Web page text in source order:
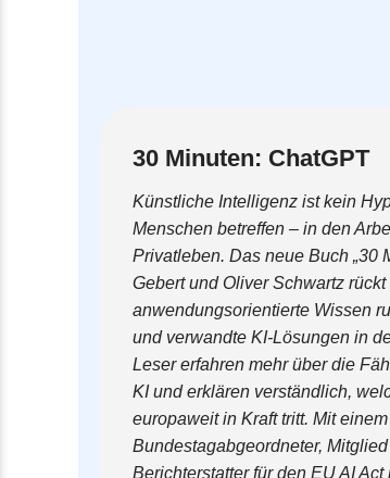
30 Minuten: ChatGPT
Künstliche Intelligenz ist kein
Menschen betreffen – in den
Privatleben. Das neue Buch „30
Gebert und Oliver Schwartz
anwendungsorientierte Wissen
und verwandte KI-Lösungen in
Leser erfahren mehr über die
KI und erklären verständlich,
europaweit in Kraft tritt. Mit
Bundestagabgeordneter,
Berichterstatter für den EU AI